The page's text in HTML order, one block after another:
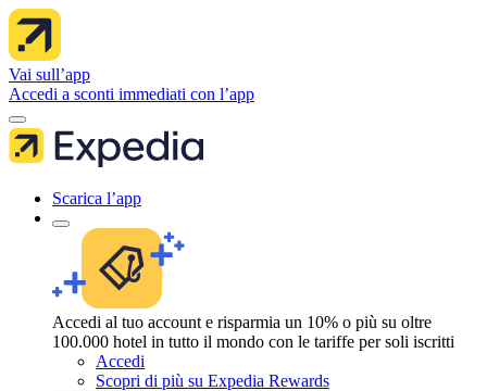
Vai sull’app
Accedi a sconti immediati con l’app
Scarica l’app
Accedi al tuo account e risparmia un 10% o più su oltre
100.000 hotel in tutto il mondo con le tariffe per soli iscritti
Accedi
Scopri di più su Expedia Rewards